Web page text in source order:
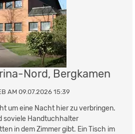
Nord, Bergkamen
AM 09.07.2026 15:39
um eine Nacht hier zu verbringen.
soviele Handtuchhalter
in dem Zimmer gibt. Ein Tisch im